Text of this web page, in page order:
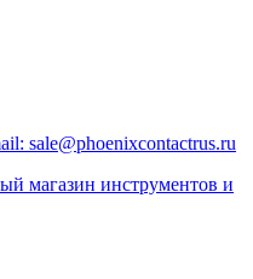
sale@phoenixcontactrus.ru